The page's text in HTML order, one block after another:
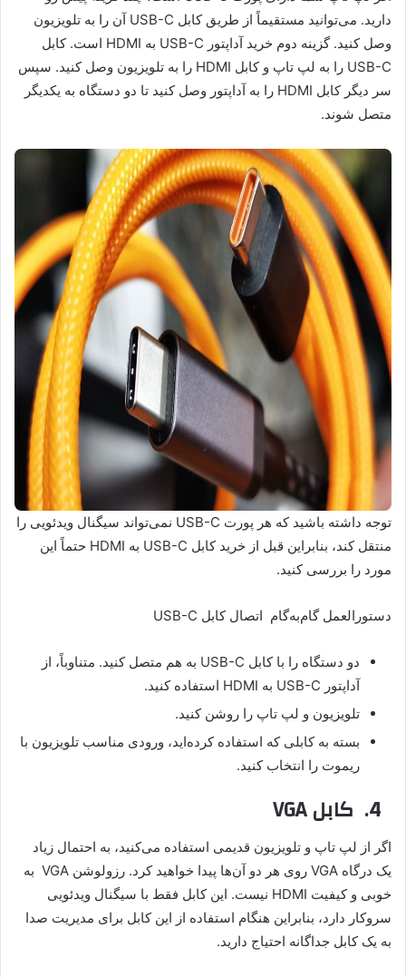
دارید. می‌توانید مستقیماً از طریق کابل USB-C آن را به تلویزیون
وصل کنید. گزینه دوم خرید آداپتور USB-C به HDMI است. کابل
USB-C را به لپ تاپ و کابل HDMI را به تلویزیون وصل کنید. سپس
سر دیگر کابل HDMI را به آداپتور وصل کنید تا دو دستگاه به یکدیگر
متصل شوند.
توجه داشته باشید که هر پورت USB-C نمی‌تواند سیگنال ویدئویی را
منتقل کند، بنابراین قبل از خرید کابل USB-C به HDMI حتماً این
مورد را بررسی کنید.
دستورالعمل گام‌به‌گام اتصال کابل USB-C
دو دستگاه را با کابل USB-C به هم متصل کنید. متناوباً، از
آداپتور USB-C به HDMI استفاده کنید.
تلویزیون و لپ تاپ را روشن کنید.
بسته به کابلی که استفاده کرده‌اید، ورودی مناسب تلویزیون با
ریموت را انتخاب کنید.
اگر از لپ تاپ و تلویزیون قدیمی استفاده می‌کنید، به احتمال زیاد
یک درگاه VGA روی هر دو آن‌ها پیدا خواهید کرد. رزولوشن VGA به
خوبی و کیفیت HDMI نیست. این کابل فقط با سیگنال ویدئویی
سروکار دارد، بنابراین هنگام استفاده از این کابل برای مدیریت صدا
به یک کابل جداگانه احتیاج دارید.